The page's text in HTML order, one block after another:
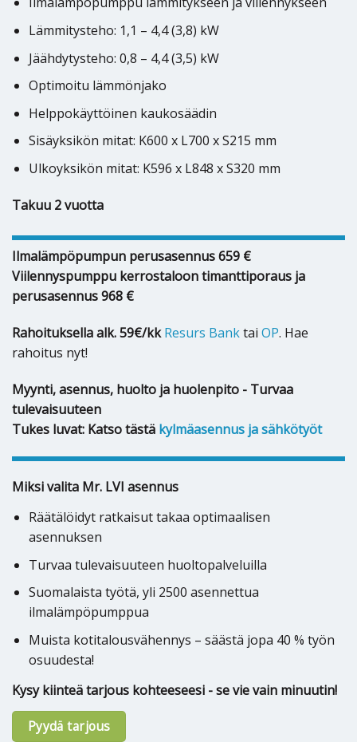
Lämmitysteho: 1,1 – 4,4 (3,8) kW
Jäähdytysteho: 0,8 – 4,4 (3,5) kW
Optimoitu lämmönjako
Helppokäyttöinen kaukosäädin
Sisäyksikön mitat: K600 x L700 x S215 mm
Ulkoyksikön mitat: K596 x L848 x S320 mm
Takuu 2 vuotta
Ilmalämpöpumpun perusasennus 659 €
Viilennyspumppu kerrostaloon timanttiporaus ja
perusasennus 968 €
Rahoituksella alk. 59€/kk Resurs Banktai OP. Hae
rahoitus nyt!
Myynti, asennus, huolto ja huolenpito - Turvaa
tulevaisuuteen
Tukes luvat: Katso tästä kylmäasennus ja sähkötyöt
Miksi valita Mr. LVI asennus
Räätälöidyt ratkaisut takaa optimaalisen
asennuksen
Turvaa tulevaisuuteen huoltopalveluilla
Suomalaista työtä, yli 2500 asennettua
ilmalämpöpumppua
Muista kotitalousvähennys – säästä jopa 40 % työn
osuudesta!
Kysy kiinteä tarjous kohteeseesi - se vie vain minuutin!
Pyydä tarjous